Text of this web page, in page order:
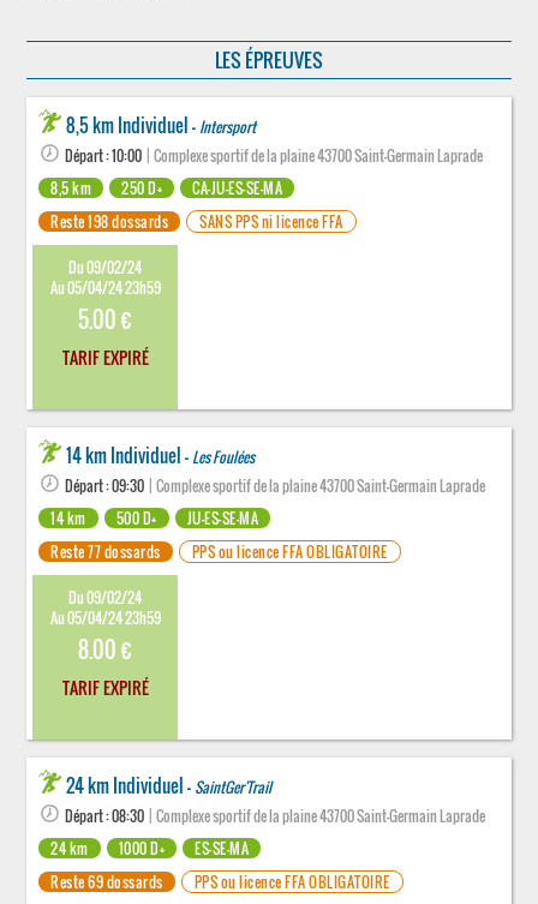
LES ÉPREUVES
8,5 km Individuel - Intersport
Départ : 10:00 | Complexe sportif de la plaine 43700 Saint-Germain Laprade
8,5 km
250 D+
CA-JU-ES-SE-MA
Reste 198 dossards
SANS PPS ni licence FFA
Du 09/02/24
Au 05/04/24 23h59
5.00 €
TARIF EXPIRÉ
14 km Individuel - Les Foulées
Départ : 09:30 | Complexe sportif de la plaine 43700 Saint-Germain Laprade
14 km
500 D+
JU-ES-SE-MA
Reste 77 dossards
PPS ou licence FFA OBLIGATOIRE
Du 09/02/24
Au 05/04/24 23h59
8.00 €
TARIF EXPIRÉ
24 km Individuel - SaintGer'Trail
Départ : 08:30 | Complexe sportif de la plaine 43700 Saint-Germain Laprade
24 km
1000 D+
ES-SE-MA
Reste 69 dossards
PPS ou licence FFA OBLIGATOIRE